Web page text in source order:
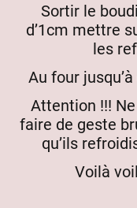
Sortir le
d’1cm mettre
les
Au four
Attention !!!
faire de geste
qu’ils
Voilà